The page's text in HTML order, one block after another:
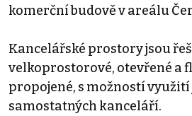
komerční budově v areálu
Kancelářské prostory jsou
velkoprostorové, otevřené a
propojené, s možností využití
samostatných kanceláří.